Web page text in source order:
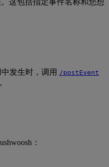
发生时，调用 /postEvent
：